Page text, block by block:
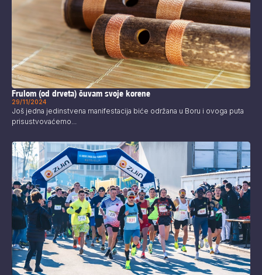
Frulom (od drveta) čuvam svoje korene
29/11/2024
Još jedna jedinstvena manifestacija biće održana u Boru i ovoga puta
prisustvovaćemo...